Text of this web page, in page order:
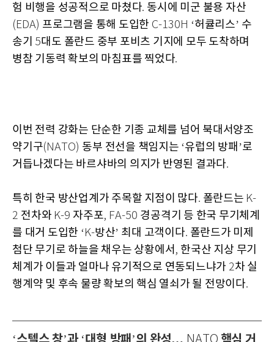
험 비행을 성공적으로 마쳤다. 동시에 미군 불용 자산
(EDA) 프로그램을 통해 도입한 C-130H ‘허큘리스’ 수
송기 5대도 폴란드 중부 포비츠 기지에 모두 도착하며
병참 기동력 확보의 마침표를 찍었다.
이번 전력 강화는 단순한 기종 교체를 넘어 북대서양조
약기구(NATO) 동부 전선을 책임지는 ‘유럽의 방패 ’로
거듭나겠다는 바르샤바의 의지가 반영된 결과다.
특히 한국 방산업계가 주목할 지점이 많다. 폴란드는 K-
2 전차와 K-9 자주포, FA-50 경공격기 등 한국 무기체계
를 대거 도입한 ‘K-방산’ 최대 고객이다. 폴란드가 미제
첨단 무기로 하늘을 채우는 상황에서 , 한국산 지상 무기
체계가 이들과 얼마나 유기적으로 연동되느냐가 2차 실
행계약 및 후속 물량 확보의 핵심 열쇠가 될 전망이다.